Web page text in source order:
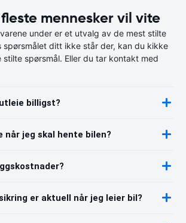
mennesker vil vite
under er et utvalg av de mest stilte
spørsmålet ditt ikke står der, kan du kikke
stilte spørsmål. Eller du tar kontakt med
billigst?
når jeg skal hente bilen?
er aktuell når jeg leier bil?